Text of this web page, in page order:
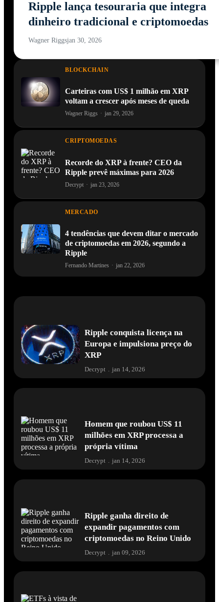
Ripple lança tesouraria que integra
dinheiro tradicional e criptomoedas
Wagner Riggsjan 30, 2026
BLOCKCHAIN
Carteiras com US$ 1 milhão em XRP
voltam a crescer após meses de queda
Wagner Riggs · jan 29, 2026
CRIPTOMOEDAS
Recorde do XRP à frente? CEO da
Ripple prevê máximas para 2026
Decrypt · jan 23, 2026
MERCADO
4 tendências que devem ditar o mercado
de criptomoedas em 2026, segundo a
Ripple
Fernando Martines · jan 22, 2026
Ripple conquista licença na
Europa e impulsiona preço do
XRP
Decrypt jan 14, 2026
Homem que roubou US$ 11
milhões em XRP processa a
própria vítima
Decrypt . jan 14, 2026
Ripple ganha direito de
expandir pagamentos com
criptomoedas no Reino Unido
Decrypt jan 09, 2026